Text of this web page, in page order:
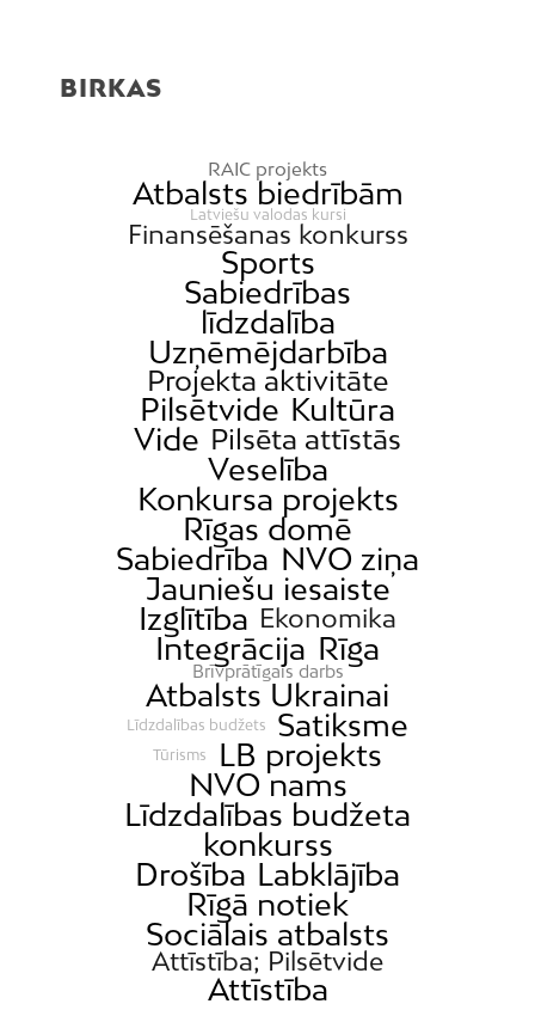
BIRKAS
RAIC projekts
Atbalsts biedrībām
Latviešu valodas kursi
Finansēšanas konkurss
Sports
Sabiedrības
līdzdalība
Uzņēmējdarbība
Projekta aktivitāte
Pilsētvide Kultūra
Vide Pilsēta attīstās
Veselība
Konkursa projekts
Rīgas domē
Sabiedrība NVO ziņa
Jauniešu iesaiste
Izglītība Ekonomika
Integrācija Rīga
Brīvprātīgais darbs
Atbalsts Ukrainai
Līdzdalības budžets Satiksme
Tūrisms
LB projekts
NVO nams
Līdzdalības budžeta
konkurss
Drošība Labklājība
Rīgā notiek
Sociālais atbalsts
Attīstība; Pilsētvide
Attīstība